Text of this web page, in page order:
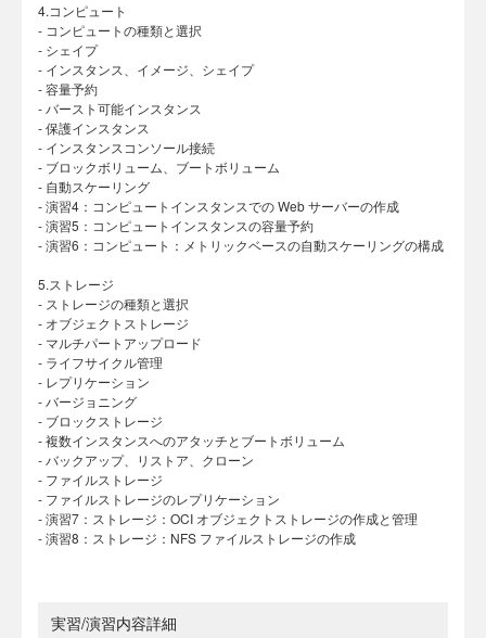
4.コンピュート
- コンピュートの種類と選択
- シェイプ
- インスタンス、イメージ、シェイプ
- 容量予約
- バースト可能インスタンス
- 保護インスタンス
- インスタンスコンソール接続
- ブロックボリューム、ブートボリューム
- 自動スケーリング
- 演習4：コンピュートインスタンスでの Web サーバーの作成
- 演習5：コンピュートインスタンスの容量予約
- 演習6：コンピュート：メトリックベースの自動スケーリングの構成
5.ストレージ
- ストレージの種類と選択
- オブジェクトストレージ
- マルチパートアップロード
- ライフサイクル管理
- レプリケーション
- バージョニング
- ブロックストレージ
- 複数インスタンスへのアタッチとブートボリューム
- バックアップ、リストア、クローン
- ファイルストレージ
- ファイルストレージのレプリケーション
- 演習7：ストレージ：OCI オブジェクトストレージの作成と管理
- 演習8：ストレージ：NFS ファイルストレージの作成
実習/演習内容詳細